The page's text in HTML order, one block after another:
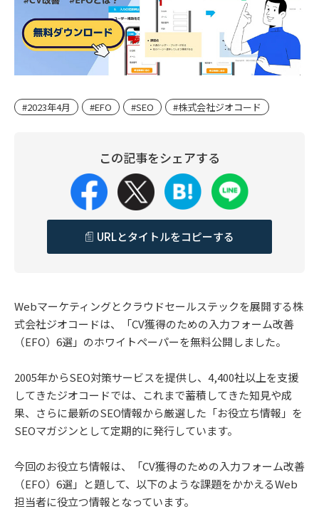
#2023年4月 #EFO #SEO #株式会社ジオコード
この記事をシェアする
URLとタイトルをコピーする
Webマーケティングとクラウドセールステックを展開する株
式会社ジオコードは、「CV獲得のための入力フォーム改善
（EFO）6選」のホワイトペーパーを無料公開しました。
2005年からSEO対策サービスを提供し、4,400社以上を支援
してきたジオコードでは、これまで蓄積してきた知見や成
果、さらに最新のSEO情報から厳選した「お役立ち情報」を
SEOマガジンとして定期的に発行しています。
今回のお役立ち情報は、「CV獲得のための入力フォーム改善
（EFO）6選」と題して、以下のような課題をかかえるWeb
担当者に役立つ情報となっています。